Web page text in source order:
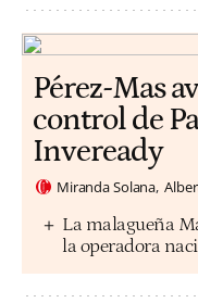
Pérez-Mas
control de
Inveready
Miranda Solana
La malagueña
la operadora